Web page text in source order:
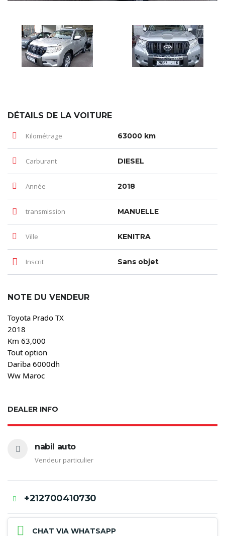
DÉTAILS DE LA VOITURE
Kilométrage 63000 km
Carburant DIESEL
Année 2018
transmission MANUELLE
Ville KENITRA
Inscrit Sans objet
NOTE DU VENDEUR
Toyota Prado TX
2018
Km 63,000
Tout option
Dariba 6000dh
Ww Maroc
DEALER INFO
nabil auto
Vendeur particulier
+212700410730
CHAT VIA WHATSAPP